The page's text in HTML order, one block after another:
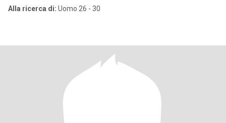
Alla ricerca di: Uomo 26 - 30